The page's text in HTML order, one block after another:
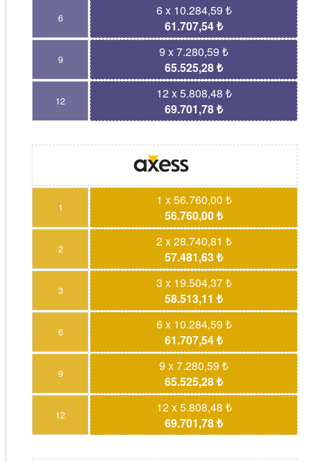
6
6 x 10.284,59 ₺
61.707,54 ₺
9
9 x 7.280,59 ₺
65.525,28 ₺
12
12 x 5.808,48 ₺
69.701,78 ₺
1
1 x 56.760,00 ₺
56.760,00 ₺
2
2 x 28.740,81 ₺
57.481,63 ₺
3
3 x 19.504,37 ₺
58.513,11 ₺
6
6 x 10.284,59 ₺
61.707,54 ₺
9
9 x 7.280,59 ₺
65.525,28 ₺
12
12 x 5.808,48 ₺
69.701,78 ₺